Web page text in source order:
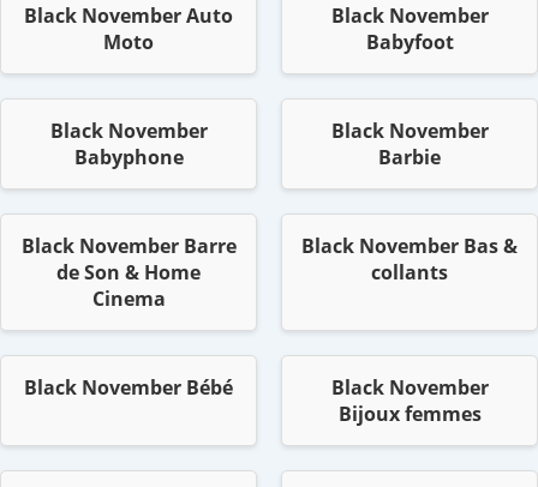
Black November Auto
Moto
Black November
Babyfoot
Black November
Babyphone
Black November
Barbie
Black November Barre
de Son & Home
Cinema
Black November Bas &
collants
Black November Bébé
Black November
Bijoux femmes